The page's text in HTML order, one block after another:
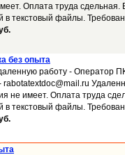
Оплата труда сдельная.
в текстовый файлы.
без опыта
работу - Оператор
не имеет. Оплата труда
в текстовый файлы.